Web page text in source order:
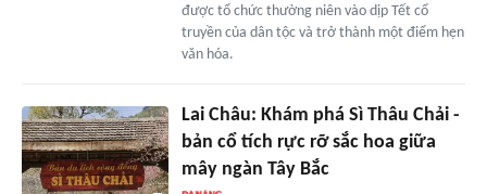
được tổ chức thường niên vào dịp Tết cổ
truyền của dân tộc và trở thành một điểm hẹn
văn hóa.
Lai Châu: Khám phá Sì Thâu Chải -
bản cổ tích rực rỡ sắc hoa giữa
mây ngàn Tây Bắc